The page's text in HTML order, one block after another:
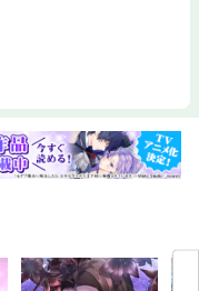
動きが自分のトレードに
ステムを持つことであ
切りポイント（プロテク
。しかし、そんなエッジを
MAEの総合ガイドはそんな
本書の内容である。●MA
図、損切りサイズ●必要資
化による影響――微調整、
準の変更●トレード管理―